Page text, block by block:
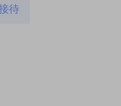
待